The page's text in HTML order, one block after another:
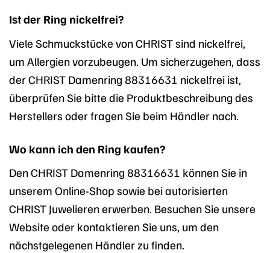
Ist der Ring nickelfrei?
Viele Schmuckstücke von CHRIST sind nickelfrei,
um Allergien vorzubeugen. Um sicherzugehen, dass
der CHRIST Damenring 88316631 nickelfrei ist,
überprüfen Sie bitte die Produktbeschreibung des
Herstellers oder fragen Sie beim Händler nach.
Wo kann ich den Ring kaufen?
Den CHRIST Damenring 88316631 können Sie in
unserem Online-Shop sowie bei autorisierten
CHRIST Juwelieren erwerben. Besuchen Sie unsere
Website oder kontaktieren Sie uns, um den
nächstgelegenen Händler zu finden.